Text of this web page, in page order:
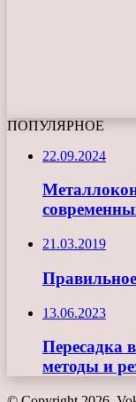
ПОПУЛЯРНОЕ
22.09.2024
21.03.2019
13.06.2023
Пересадка
методы и